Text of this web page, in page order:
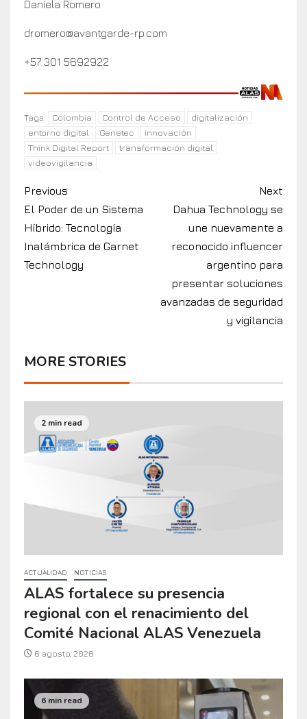
Daniela Romero
dromero@avantgarde-rp.com
+57 301 5692922
Tags: Colombia Control de Acceso
digitalización
entorno digital
Genetec
innovación
Think Digital Report
transformación digital
videovigilancia
Previous
El Poder de un Sistema
Híbrido: Tecnología
Inalámbrica de Garnet
Technology
Next
Dahua Technology se
une nuevamente a
reconocido influencer
argentino para
presentar soluciones
avanzadas de seguridad
y vigilancia
MORE STORIES
2 min read
ACTUALIDAD NOTICIAS
ALAS fortalece su presencia
regional con el renacimiento del
Comité Nacional ALAS Venezuela
6 agosto, 2026
6 min read